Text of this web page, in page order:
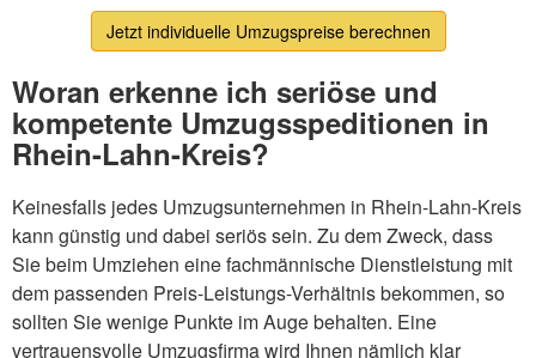
Jetzt individuelle Umzugspreise berechnen
Woran erkenne ich seriöse und
kompetente Umzugsspeditionen in
Rhein-Lahn-Kreis?
Keinesfalls jedes Umzugsunternehmen in Rhein-Lahn-Kreis
kann günstig und dabei seriös sein. Zu dem Zweck, dass
Sie beim Umziehen eine fachmännische Dienstleistung mit
dem passenden Preis-Leistungs-Verhältnis bekommen, so
sollten Sie wenige Punkte im Auge behalten. Eine
vertrauensvolle Umzugsfirma wird Ihnen nämlich klar